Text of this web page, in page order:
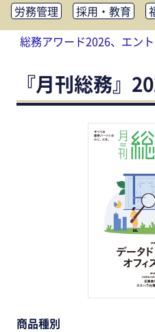
労務管理 採用・教育
健康経営
働き方改革
法務・コンプライアンス
リスクマネジメント・BCP
社外・社内広報
社外・社内コミュニケーシ
FM・オフィス移転
CSR
テクノロジー活用・DX
助成金・補助金・コスト削減
アウトソーシング・BPO
総務アワード2026、エン
『月刊総務』
商品種別